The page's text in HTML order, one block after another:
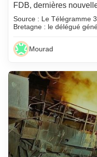
FDB, dernières
Source : Le Télégramme
Bretagne : le délégué
Mourad